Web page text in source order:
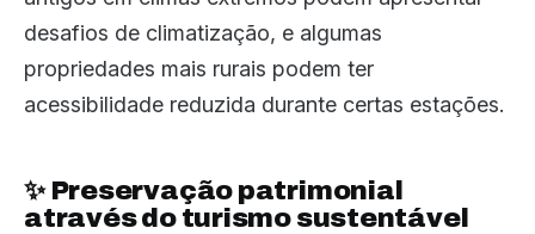
desafios de climatização, e algumas
propriedades mais rurais podem ter
acessibilidade reduzida durante certas estações.
✨ Preservação patrimonial
através do turismo sustentável